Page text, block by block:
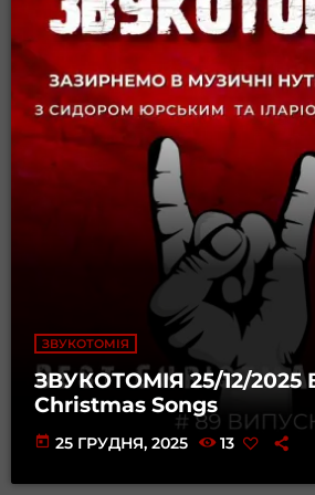
ЗВУКОТОМІЯ
ЗВУКОТОМІЯ 25/12/2025
Christmas Songs
today 25 ГРУДНЯ, 2025 13